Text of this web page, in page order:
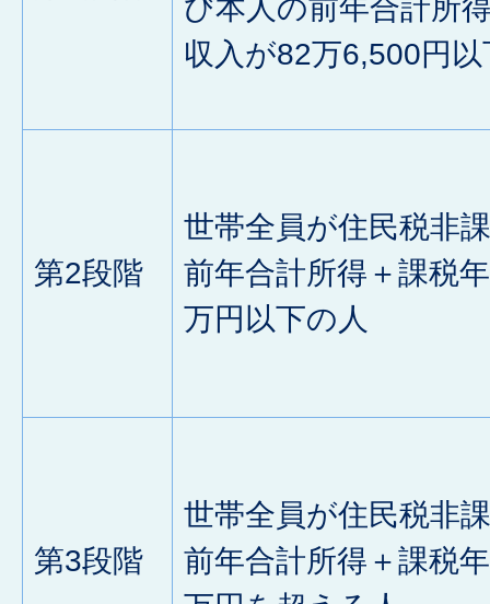
び本人の前年合計所
収入が82万6,500円
第2段階
世帯全員が住民税非
前年合計所得＋課税
万円以下の人
第3段階
世帯全員が住民税非
前年合計所得＋課税